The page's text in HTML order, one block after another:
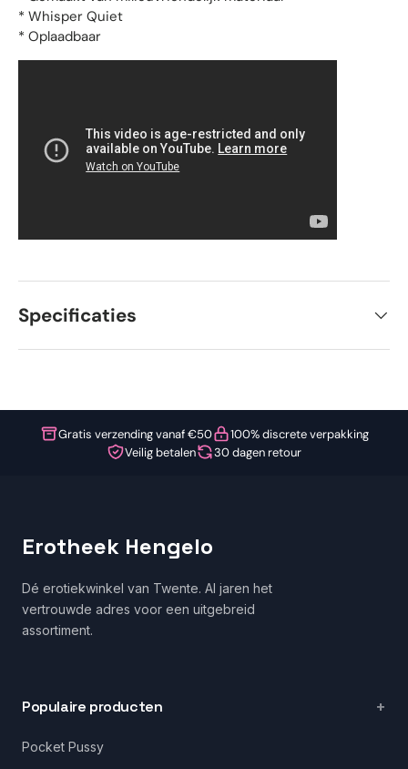
* Whisper Quiet
* Oplaadbaar
Specificaties
Gratis verzending vanaf €50
100% discrete verpakking
Veilig betalen
30 dagen retour
Erotheek Hengelo
Dé erotiekwinkel van Twente. Al jaren het
vertrouwde adres voor een uitgebreid
assortiment.
Populaire producten
Pocket Pussy